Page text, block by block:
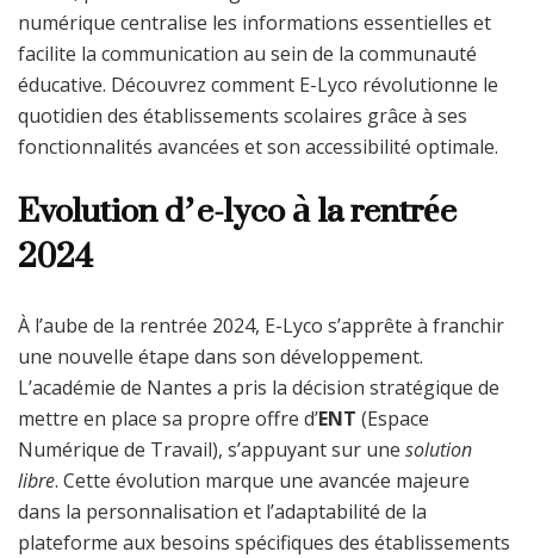
numérique centralise les informations essentielles et
facilite la communication au sein de la communauté
éducative. Découvrez comment E-Lyco révolutionne le
quotidien des établissements scolaires grâce à ses
fonctionnalités avancées et son accessibilité optimale.
Evolution d’e-lyco à la rentrée
2024
À l’aube de la rentrée 2024, E-Lyco s’apprête à franchir
une nouvelle étape dans son développement.
L’académie de Nantes a pris la décision stratégique de
mettre en place sa propre offre d’ENT (Espace
Numérique de Travail), s’appuyant sur une solution
libre. Cette évolution marque une avancée majeure
dans la personnalisation et l’adaptabilité de la
plateforme aux besoins spécifiques des établissements